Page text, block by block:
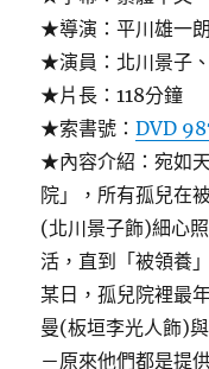
★導演：平川雄一朗
★演員：北川景子
★片長：118分鐘
★索書號：DVD
★內容介紹：宛如
院」，所有孤兒在
(北川景子飾)細心
活，直到「被領養
某日，孤兒院裡最
曼(板垣李光人飾)
－原來他們都是提